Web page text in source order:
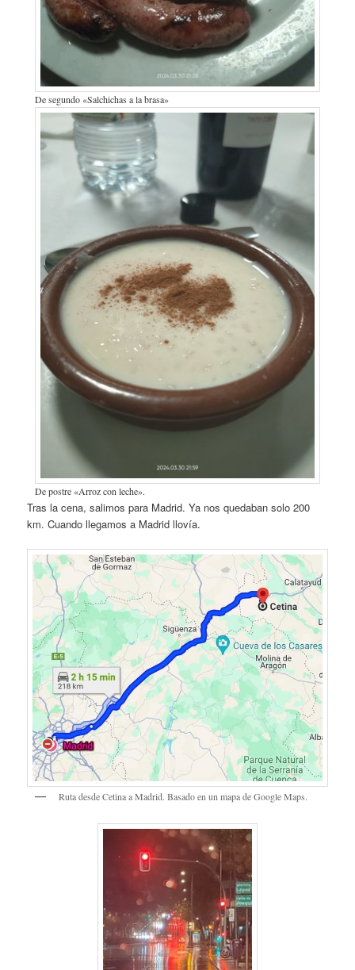
De segundo «Salchichas a la brasa»
De postre «Arroz con leche».
Tras la cena, salimos para Madrid. Ya nos quedaban solo 200
km. Cuando llegamos a Madrid llovía.
Ruta desde Cetina a Madrid. Basado en un mapa de Google Maps.